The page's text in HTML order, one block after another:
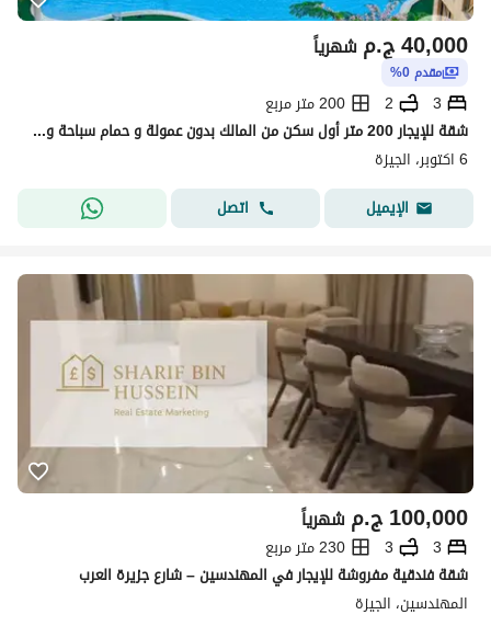
ج.م40,000 شهرياً
مقدم 0%
3
2
200 متر مربع
شقة للإيجار 200 متر أول سكن من المالك بدون عمولة و حمام سباحة و جاردن في 6 أكتوبر بجوار جامعة نوال MSA و خلف بنزينة الإمارات و كارفور طريق الواحات
6 اكتوبر، الجيزة
الإيميل
اتصل
ج.م100,000 شهرياً
3
3
230 متر مربع
شقة فندقية مفروشة للإيجار في المهندسين – شارع جزيرة العرب
المهندسين، الجيزة